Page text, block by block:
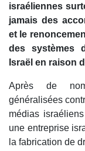
israéliennes
jamais des
et le
des systèmes
Israël en raison
Après de
généralisées
médias
une entreprise
la fabrication de